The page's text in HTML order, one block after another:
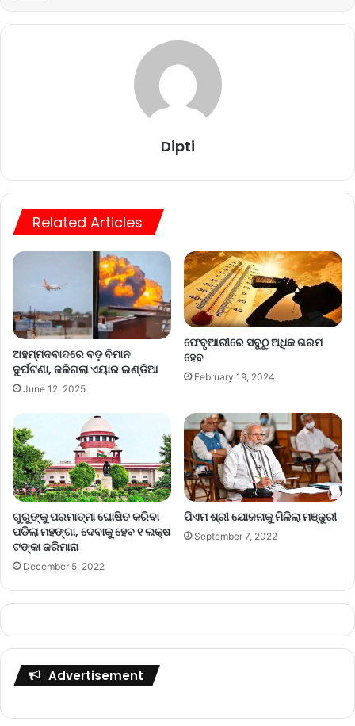
Dipti
Related Articles
ଅହମ୍ମଦବାଦରେ ବଡ଼ ବିମାନ
ଦୁର୍ଘଟଣା, ଜଳିଗଲା ଏୟାର ଇଣ୍ଡିଆ
June 12, 2025
ଫେବୃଆରୀରେ ସବୁଠୁ ଅଧିକ ଗରମ
ହେବ
February 19, 2024
ଗୁରୁଙ୍କୁ ପରମାତ୍ମା ଘୋଷିତ କରିବା
ପଡିଲା ମହଙ୍ଗା, ଦେବାକୁ ହେବ ୧ ଲକ୍ଷ
ଟଙ୍କା ଜରିମାନା
December 5, 2022
ପିଏମ ଶ୍ରୀ ଯୋଜନାକୁ ମିଳିଲା ମଞ୍ଜୁରୀ
September 7, 2022
Advertisement